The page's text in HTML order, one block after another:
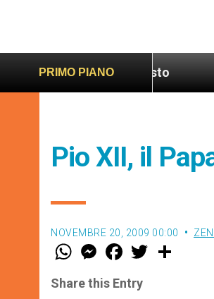
PRIMO PIANO
sano e giusto LEV:
Pio XII, il
NOVEMBRE 20, 2009 00:00
W
t
s
M
e
s
e
F
a
e
b
w
Share this Entry